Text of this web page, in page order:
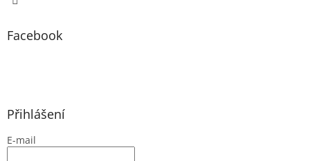
Facebook
Přihlášení
E-mail